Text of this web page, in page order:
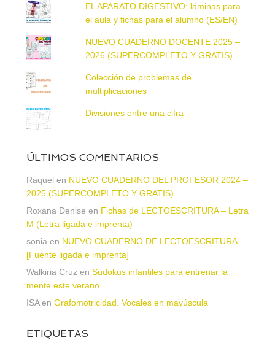
EL APARATO DIGESTIVO: láminas para
el aula y fichas para el alumno (ES/EN)
NUEVO CUADERNO DOCENTE 2025 –
2026 (SUPERCOMPLETO Y GRATIS)
Colección de problemas de
multiplicaciones
Divisiones entre una cifra
ÚLTIMOS COMENTARIOS
Raquel en NUEVO CUADERNO DEL PROFESOR 2024 –
2025 (SUPERCOMPLETO Y GRATIS)
Roxana Denise en Fichas de LECTOESCRITURA – Letra
M (Letra ligada e imprenta)
sonia en NUEVO CUADERNO DE LECTOESCRITURA
[Fuente ligada e imprenta]
Walkiria Cruz en Sudokus infantiles para entrenar la
mente este verano
ISAen Grafomotricidad. Vocales en mayúscula
ETIQUETAS